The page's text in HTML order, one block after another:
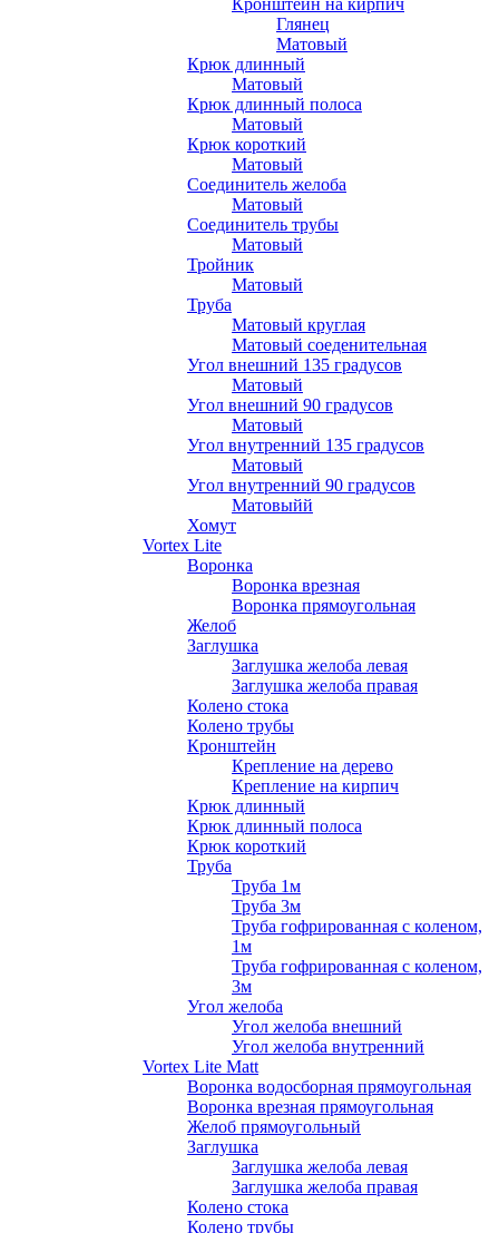
Кронштейн на кирпич
Глянец
Матовый
Крюк длинный
Матовый
Крюк длинный полоса
Матовый
Крюк короткий
Матовый
Соединитель желоба
Матовый
Соединитель трубы
Матовый
Тройник
Матовый
Труба
Матовый круглая
Матовый соеденительная
Угол внешний 135 градусов
Матовый
Угол внешний 90 градусов
Матовый
Угол внутренний 135 градусов
Матовый
Угол внутренний 90 градусов
Матовыйй
Хомут
Vortex Lite
Воронка
Воронка врезная
Воронка прямоугольная
Желоб
Заглушка
Заглушка желоба левая
Заглушка желоба правая
Колено стока
Колено трубы
Кронштейн
Крепление на дерево
Крепление на кирпич
Крюк длинный
Крюк длинный полоса
Крюк короткий
Труба
Труба 1м
Труба 3м
Труба гофрированная с коленом,
1м
Труба гофрированная с коленом,
3м
Угол желоба
Угол желоба внешний
Угол желоба внутренний
Vortex Lite Matt
Воронка водосборная прямоугольная
Воронка врезная прямоугольная
Желоб прямоугольный
Заглушка
Заглушка желоба левая
Заглушка желоба правая
Колено стока
Колено трубы